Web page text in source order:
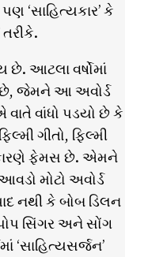
‘સાહિત્યકાર’ કે
છે. આટલા વર્ષોમાં
છે, જેમને આ અવોર્ડ
વાંધો પડયો છે કે
ગીતો, ફિલ્મી
ફેમસ છે. એમને
મોટો અવોર્ડ
નથી કે બોબ ડિલન
સિંગર અને સોંગ
‘સાહિત્યસર્જન’